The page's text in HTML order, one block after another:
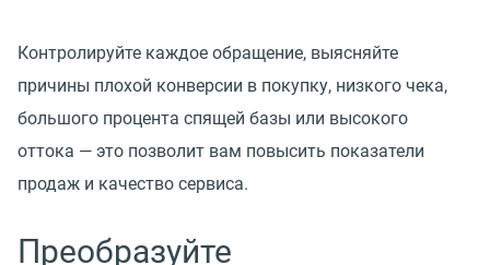
Контролируйте каждое обращение, выясняйте
причины плохой конверсии в покупку, низкого чека,
большого процента спящей базы или высокого
оттока — это позволит вам повысить показатели
продаж и качество сервиса.
Преобразуйте